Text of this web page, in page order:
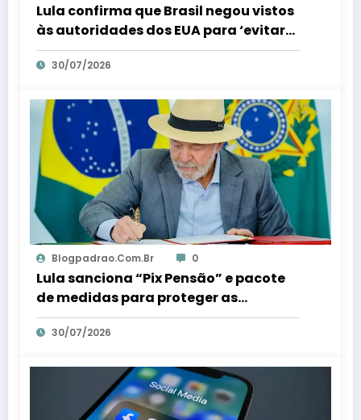
Lula confirma que Brasil negou vistos
às autoridades dos EUA para ‘evitar
interferência’ nas eleições – Em Dia ES
30/07/2026
Blogpadrao.com.br 0
Lula sanciona “Pix Pensão” e pacote
de medidas para proteger as
mulheres – Em Dia ES
30/07/2026